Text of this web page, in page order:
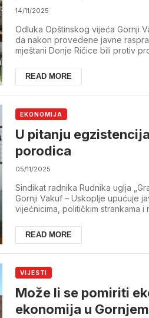
14/11/2025
Odluka Opštinskog vijeća Gornji
da nakon provedene javne
mještani Donje Ričice bili protiv
READ MORE
EKONOMIJA
U pitanju
porodica
05/11/2025
Sindikat radnika Rudnika uglja
Gornji Vakuf – Uskoplje upućuje
vijećnicima, političkim strankama i
READ MORE
VIJESTI
Može li se pomiriti
ekonomija u